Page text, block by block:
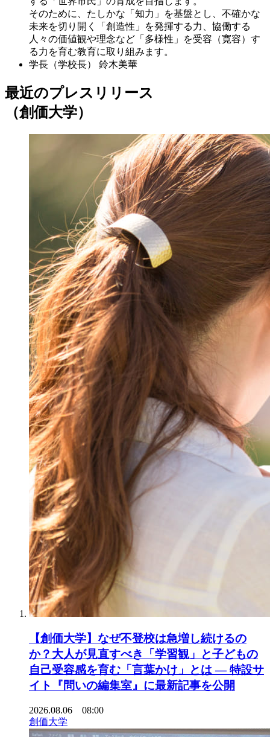
そのために、たしかな「知力」を基盤とし、不確かな
未来を切り開く「創造性」を発揮する力、協働する
人々の価値観や理念など「多様性」を受容（寛容）す
る力を育む教育に取り組みます。
学長（学校長）
鈴木美華
最近のプレスリリース
（創価大学）
【創価大学】なぜ不登校は急増し続けるの
か？大人が見直すべき「学習観」と子どもの
自己受容感を育む「言葉かけ」とは ― 特設サ
イト『問いの編集室』に最新記事を公開
2026.08.06 08:00
創価大学